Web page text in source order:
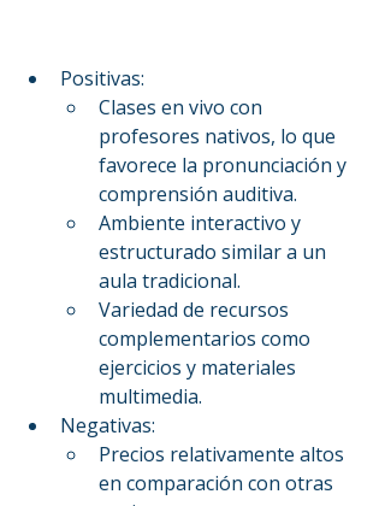
Positivas:
Clases en vivo con
profesores nativos, lo que
favorece la pronunciación y
comprensión auditiva.
Ambiente interactivo y
estructurado similar a un
aula tradicional.
Variedad de recursos
complementarios como
ejercicios y materiales
multimedia.
Negativas:
Precios relativamente altos
en comparación con otras